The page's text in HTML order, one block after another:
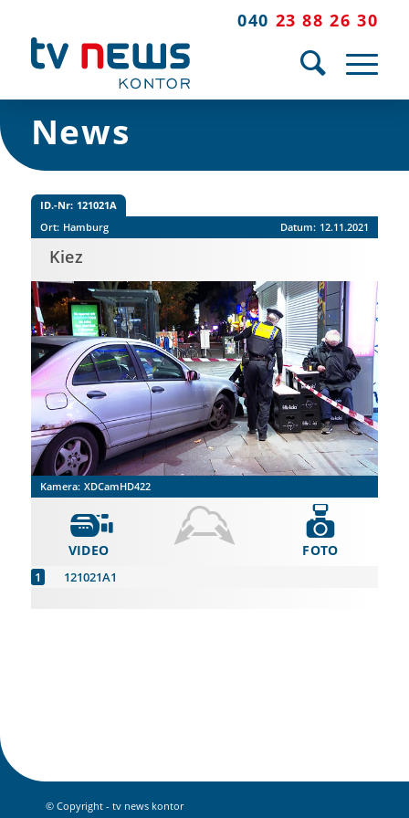
040 23 88 26 30
News
ID.-Nr: 121021A
Ort: Hamburg Datum: 12.11.2021
Kiez
Kamera: XDCamHD422
VIDEO
121021A1
FOTO
© Copyright - tv news kontor